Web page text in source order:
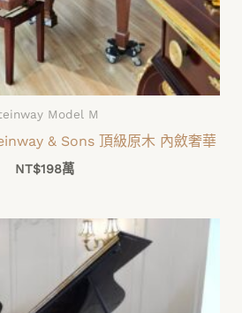
Model M
& Sons 頂級原木 內斂奢華
NT$198萬